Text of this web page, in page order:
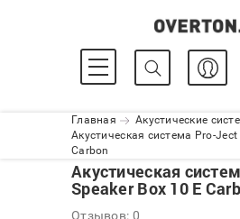
Главная
Акустические
Акустическая система Pro-Ject
Carbon
Акустическая
Speaker Box 10 E
Отзывов: 0